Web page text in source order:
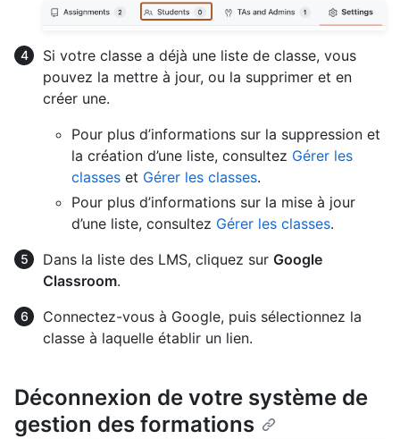
Si votre classe a déjà une liste de classe, vous
pouvez la mettre à jour, ou la supprimer et en
créer une.
Pour plus d’informations sur la suppression et
la création d’une liste, consultez Gérer les
classes et Gérer les classes.
Pour plus d’informations sur la mise à jour
d’une liste, consultez Gérer les classes.
Dans la liste des LMS, cliquez sur Google
Classroom.
Connectez-vous à Google, puis sélectionnez la
classe à laquelle établir un lien.
Déconnexion de votre système de
gestion des formations